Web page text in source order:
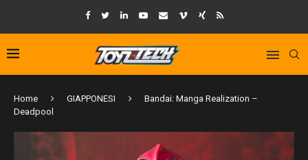
Home GIAPPONESI
Bandai: Manga Realization –
Deadpool